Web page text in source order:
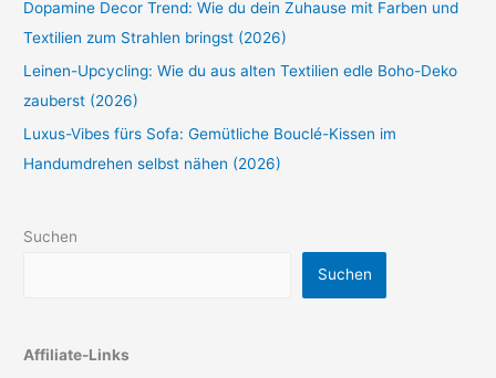
Dopamine Decor Trend: Wie du dein Zuhause mit Farben und
Textilien zum Strahlen bringst (2026)
Leinen-Upcycling: Wie du aus alten Textilien edle Boho-Deko
zauberst (2026)
Luxus-Vibes fürs Sofa: Gemütliche Bouclé-Kissen im
Handumdrehen selbst nähen (2026)
Suchen
Suchen
Affiliate-Links